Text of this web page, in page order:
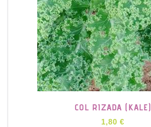
COL RIZADA (KALE)
1,80 €